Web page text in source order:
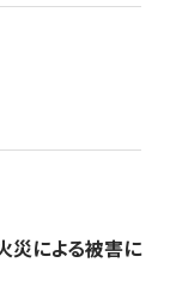
災による被害に